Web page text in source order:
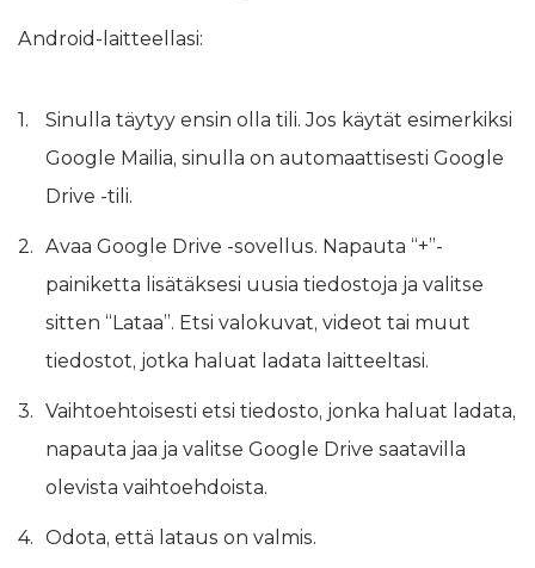
Android-laitteellasi:
Sinulla täytyy ensin olla tili. Jos käytät esimerkiksi
Google Mailia, sinulla on automaattisesti Google
Drive -tili.
Avaa Google Drive -sovellus. Napauta “+”-
painiketta lisätäksesi uusia tiedostoja ja valitse
sitten “Lataa”. Etsi valokuvat, videot tai muut
tiedostot, jotka haluat ladata laitteeltasi.
Vaihtoehtoisesti etsi tiedosto, jonka haluat ladata,
napauta jaa ja valitse Google Drive saatavilla
olevista vaihtoehdoista.
Odota, että lataus on valmis.